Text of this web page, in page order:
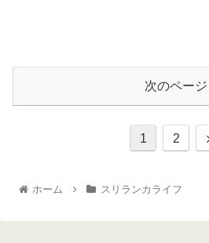
次のページ
1 2
ホーム スリランカライフ